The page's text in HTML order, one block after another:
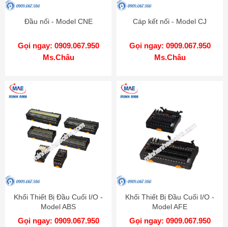
Đầu nối - Model CNE
Gọi ngay: 0909.067.950
Ms.Châu
Cáp kết nối - Model CJ
Gọi ngay: 0909.067.950
Ms.Châu
Khối Thiết Bị Đầu Cuối I/O -
Model ABS
Gọi ngay: 0909.067.950
Khối Thiết Bị Đầu Cuối I/O -
Model AFE
Gọi ngay: 0909.067.950